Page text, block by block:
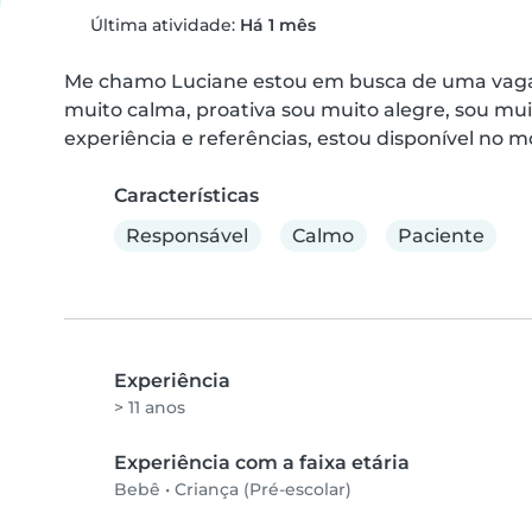
Última atividade: Há 1 mês
Me chamo Luciane estou em busca de uma
muito calma, proativa sou muito alegre, sou
experiência e referências, estou disponível no
Características
Responsável
Calmo Paciente
Experiência
> 11 anos
Experiência com a faixa etária
Bebê • Criança (Pré-escolar)